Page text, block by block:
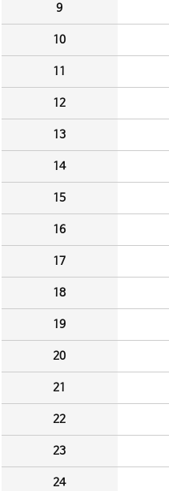
9
10
11
12
13
14
15
16
17
18
19
20
21
22
23
24